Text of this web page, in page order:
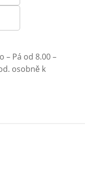
– Pá od 8.00 –
osobně k